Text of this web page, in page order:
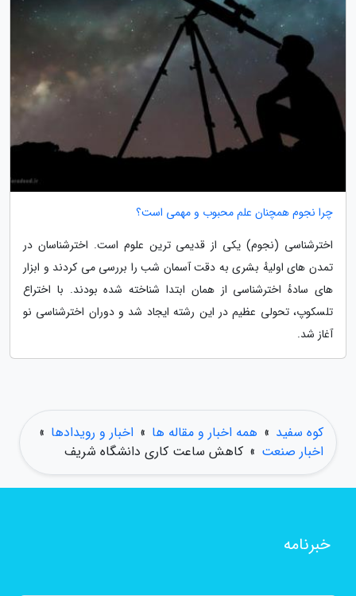
چرا نجوم همچنان علم محبوب و مهمی است؟
اخترشناسی (نجوم) یکی از قدیمی ترین علوم است. اخترشناسان در
تمدن های اولیهٔ بشری به دقت آسمان شب را بررسی می کردند و ابزار
های سادهٔ اخترشناسی از همان ابتدا شناخته شده بودند. با اختراع
تلسکوپ، تحولی عظیم در این رشته ایجاد شد و دوران اخترشناسی نو
آغاز شد.
کوه سفید » همه اخبار و مقاله ها » اخبار و رویدادها »
اخبار صنعت » کاهش ساعت کاری دانشگاه شریف
خبرنامه